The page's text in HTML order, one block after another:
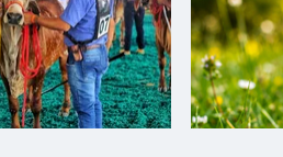
Camarón Tigre precocido
seco
Camarón Tití precocido
entero